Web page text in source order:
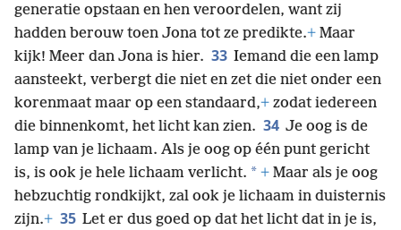
generatie opstaan en hen veroordelen, want zij
hadden berouw toen Jona tot ze predikte.+ Maar
kijk! Meer dan Jona is hier. 33 Iemand die een lamp
aansteekt, verbergt die niet en zet die niet onder een
korenmaat maar op een standaard,+ zodat iedereen
die binnenkomt, het licht kan zien. 34 Je oog is de
lamp van je lichaam. Als je oog op één punt gericht
is, is ook je hele lichaam verlicht. * + Maar als je oog
hebzuchtig rondkijkt, zal ook je lichaam in duisternis
zijn.+ 35 Let er dus goed op dat het licht dat in je is,